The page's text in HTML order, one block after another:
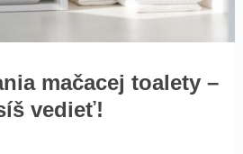
mačacej toalety –
vedieť!